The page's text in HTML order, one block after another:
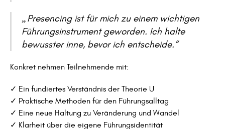
„Presencing ist für mich zu einem wichtigen
Führungsinstrument geworden. Ich halte
bewusster inne, bevor ich entscheide.“
Konkret nehmen Teilnehmende mit:
✓ Ein fundiertes Verständnis der Theorie U
✓ Praktische Methoden für den Führungsalltag
✓ Eine neue Haltung zu Veränderung und Wandel
✓ Klarheit über die eigene Führungsidentität